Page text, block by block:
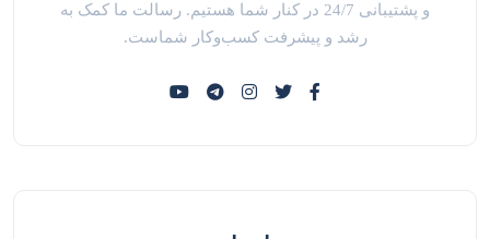
و پشتیبانی 24/7 در کنار شما هستیم. رسالت ما کمک به
رشد و پیشرفت کسب‌وکار شماست.